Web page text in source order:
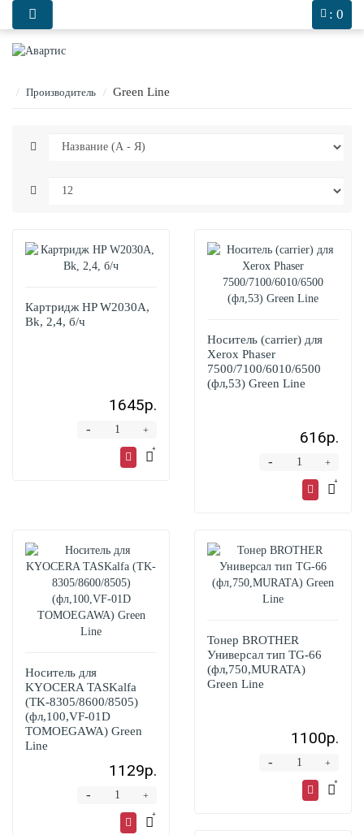
: 0
Производитель Green Line
Картридж HP W2030A,
Bk, 2,4, б/ч
1645р.
+
-
Носитель (carrier) для
Xerox Phaser
7500/7100/6010/6500
(фл,53) Green Line
616р.
+
-
Носитель для
KYOCERA TASKalfa
(TK-8305/8600/8505)
(фл,100,VF-01D
TOMOEGAWA) Green
Line
1129р.
+
-
Тонер BROTHER
Универсал тип TG-66
(фл,750,MURATA)
Green Line
1100р.
+
-